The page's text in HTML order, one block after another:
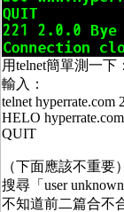
用telnet簡單測一下：
輸入：
telnet hyperrate.com
HELO hyperrate.com
QUIT
（下面應該不重要）
搜尋「user unknown
不知道前二篇合不